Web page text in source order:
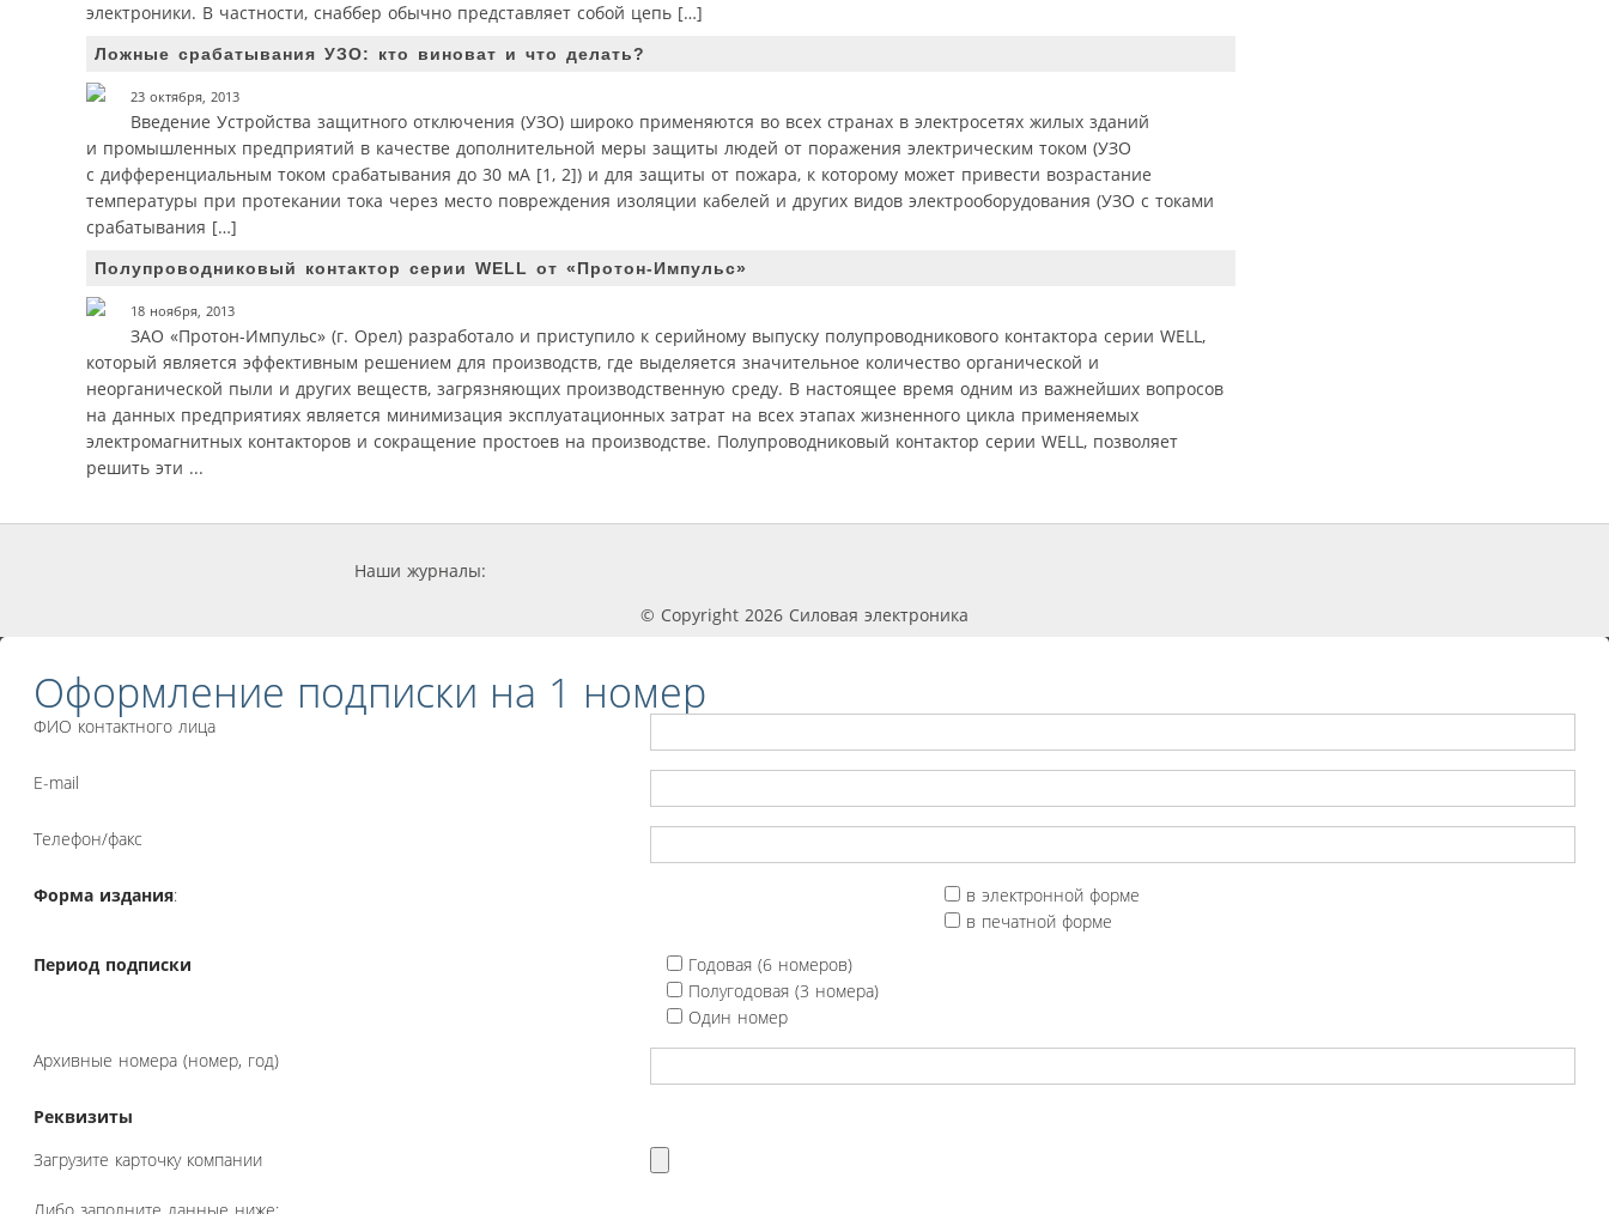
электроники. В частности, снаббер обычно представляет собой цепь […]
Ложные срабатывания УЗО: кто виноват и что делать?
23 октября, 2013
Введение Устройства защитного отключения (УЗО) широко применяются во всех странах в электросетях жилых зданий
и промышленных предприятий в качестве дополнительной меры защиты людей от поражения электрическим током (УЗО
с дифференциальным током срабатывания до 30 мА [1, 2]) и для защиты от пожара, к которому может привести возрастание
температуры при протекании тока через место повреждения изоляции кабелей и других видов электрооборудования (УЗО с токами
срабатывания […]
Полупроводниковый контактор серии WELL от «Протон-Импульс»
18 ноября, 2013
ЗАО «Протон-Импульс» (г. Орел) разработало и приступило к серийному выпуску полупроводникового контактора серии WELL,
который является эффективным решением для производств, где выделяется значительное количество органической и
неорганической пыли и других веществ, загрязняющих производственную среду. В настоящее время одним из важнейших вопросов
на данных предприятиях является минимизация эксплуатационных затрат на всех этапах жизненного цикла применяемых
электромагнитных контакторов и сокращение простоев на производстве. Полупроводниковый контактор серии WELL, позволяет
решить эти ...
Наши журналы:
© Copyright 2026 Силовая электроника
Оформление подписки на 1 номер
ФИО контактного лица
E-mail
Телефон/факс
Форма издания:
в электронной форме
в печатной форме
Период подписки
Годовая (6 номеров)
Полугодовая (3 номера)
Один номер
Архивные номера (номер, год)
Реквизиты
Загрузите карточку компании
Либо заполните данные ниже: